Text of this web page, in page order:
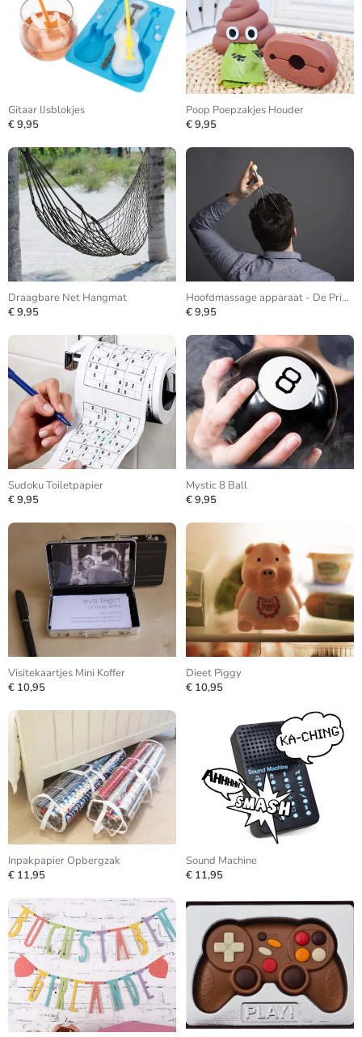
Gitaar IJsblokjes
€ 9,95
Poop Poepzakjes Houder
€ 9,95
Draagbare Net Hangmat
€ 9,95
Hoofdmassage apparaat - De Prikkel
€ 9,95
Sudoku Toiletpapier
€ 9,95
Mystic 8 Ball
€ 9,95
Visitekaartjes Mini Koffer
€ 10,95
Dieet Piggy
€ 10,95
Inpakpapier Opbergzak
€ 11,95
Sound Machine
€ 11,95